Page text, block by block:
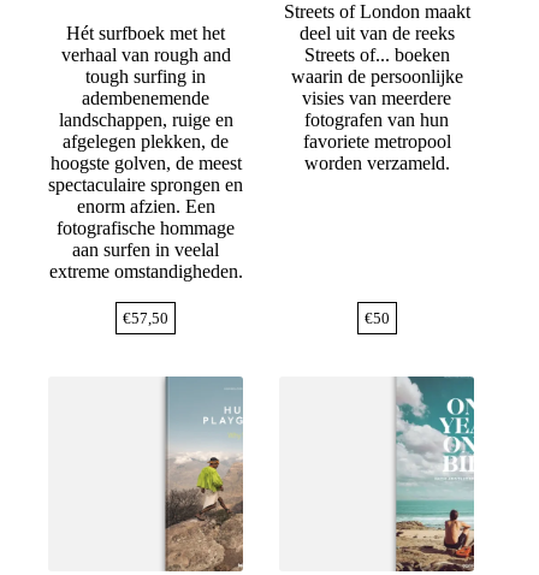
Hét surfboek met het
verhaal van rough and
tough surfing in
adembenemende
landschappen, ruige en
afgelegen plekken, de
hoogste golven, de meest
spectaculaire sprongen en
enorm afzien. Een
fotografische hommage
aan surfen in veelal
extreme omstandigheden.
€57,50
Streets of London maakt
deel uit van de reeks
Streets of... boeken
waarin de persoonlijke
visies van meerdere
fotografen van hun
favoriete metropool
worden verzameld.
€50